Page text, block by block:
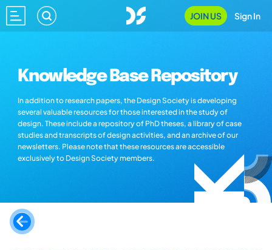
JOIN US Sign In
Knowledge Base Repository
In addition to research papers, the Design Society is developing
several valuable resources for those interested in the study of
design. These include a repository of PhD theses, a library of case
studies and transcripts of design activities, and an archive of our
newsletters. Please note that these resources are accessible
exclusively to Design Society members.